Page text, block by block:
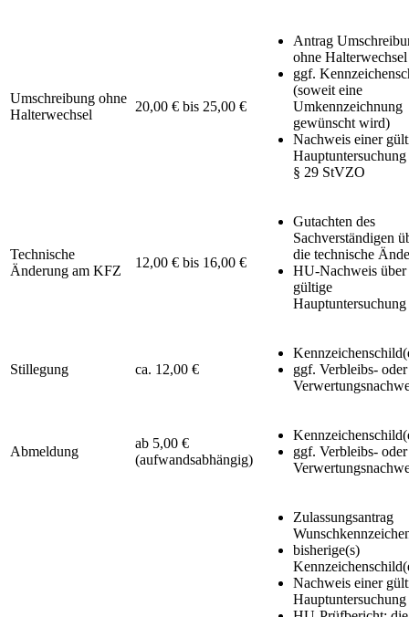
Umschreibung ohne
Halterwechsel
20,00 € bis 25,00 €
Antrag
ohne Halterwechsel
ggf.
(soweit eine
Umkennzeichnung
gewünscht wird)
Nachweis einer
Hauptuntersuchung
§ 29 StVZO
Technische
Änderung am KFZ
12,00 € bis 16,00 €
Gutachten des
Sachverständigen
die technische
HU-Nachweis über
gültige
Hauptuntersuchung
Stillegung ca. 12,00 €
ggf. Verbleibs- oder
Abmeldung
ab 5,00 €
(aufwandsabhängig)
ggf. Verbleibs- oder
Zulassungsantrag
bisherige(s)
Nachweis einer
Hauptuntersuchung